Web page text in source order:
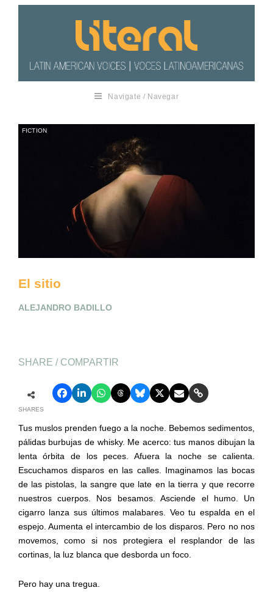
Navigate / Navegar
FICTION
El sitio
ALEJANDRO BADILLO
SHARE / COMPARTIR
SHARES
Tus muslos prenden fuego a la noche. Bebemos sedimentos,
pálidas burbujas de whisky. Me acerco: tus manos dibujan la
lenta órbita de los peces. Afuera la noche se calienta.
Escuchamos disparos en las calles. Imaginamos las bocas
de las pistolas, la sangre que late en la tierra y que recorre
nuestros cuerpos. Nos besamos. Asciende el humo. Un
cigarro lanza sus últimos malabares. Veo tu espalda en el
espejo. Aumenta el intercambio de los disparos. Pero no nos
movemos, como si nos protegiera el resplandor de las
cortinas, la luz blanca que desborda un foco.
Pero hay una tregua.